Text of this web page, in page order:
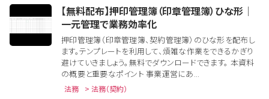
【無料配布】押印管理簿（印章管理簿）ひな形│
一元管理で業務効率化
押印管理簿（印章管理簿、契約管理簿）のひな形を配布し
ます。テンプレートを利用して、煩雑な作業をできるかぎり
避けていきましょう。無料でダウンロードできます。 本資料
の概要と重要なポイント 事業運営にあ...
法務 > 法務（契約）